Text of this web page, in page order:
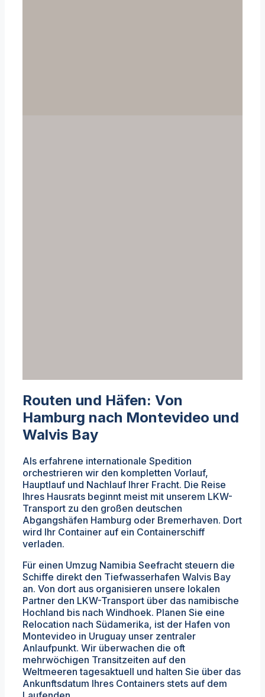
Routen und Häfen: Von
Hamburg nach Montevideo und
Walvis Bay
Als erfahrene internationale Spedition
orchestrieren wir den kompletten Vorlauf,
Hauptlauf und Nachlauf Ihrer Fracht. Die Reise
Ihres Hausrats beginnt meist mit unserem LKW-
Transport zu den großen deutschen
Abgangshäfen Hamburg oder Bremerhaven. Dort
wird Ihr Container auf ein Containerschiff
verladen.
Für einen Umzug Namibia Seefracht steuern die
Schiffe direkt den Tiefwasserhafen Walvis Bay
an. Von dort aus organisieren unsere lokalen
Partner den LKW-Transport über das namibische
Hochland bis nach Windhoek. Planen Sie eine
Relocation nach Südamerika, ist der Hafen von
Montevideo in Uruguay unser zentraler
Anlaufpunkt. Wir überwachen die oft
mehrwöchigen Transitzeiten auf den
Weltmeeren tagesaktuell und halten Sie über das
Ankunftsdatum Ihres Containers stets auf dem